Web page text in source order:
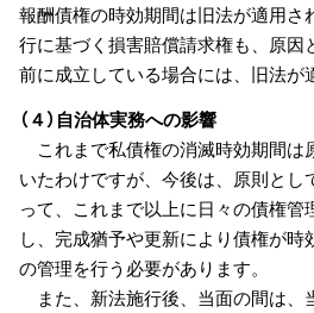
報酬債権の時効期間は旧法が適用さ
行に基づく損害賠償請求権も、原因
前に成立している場合には、旧法が
（４）自治体実務への影響
これまで私債権の消滅時効期間は
いたわけですが、今後は、原則とし
って、これまで以上に日々の債権
し、完成猶予や更新により債権が
の管理を行う必要があります。
また、新法施行後、当面の間は、